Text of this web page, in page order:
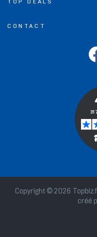
TOP DEALS
CONTACT
Copyright © 2026
créé